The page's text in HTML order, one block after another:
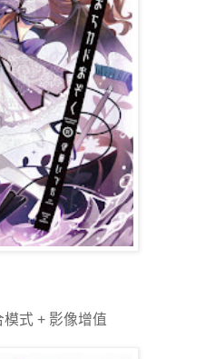
模式 + 影像增值